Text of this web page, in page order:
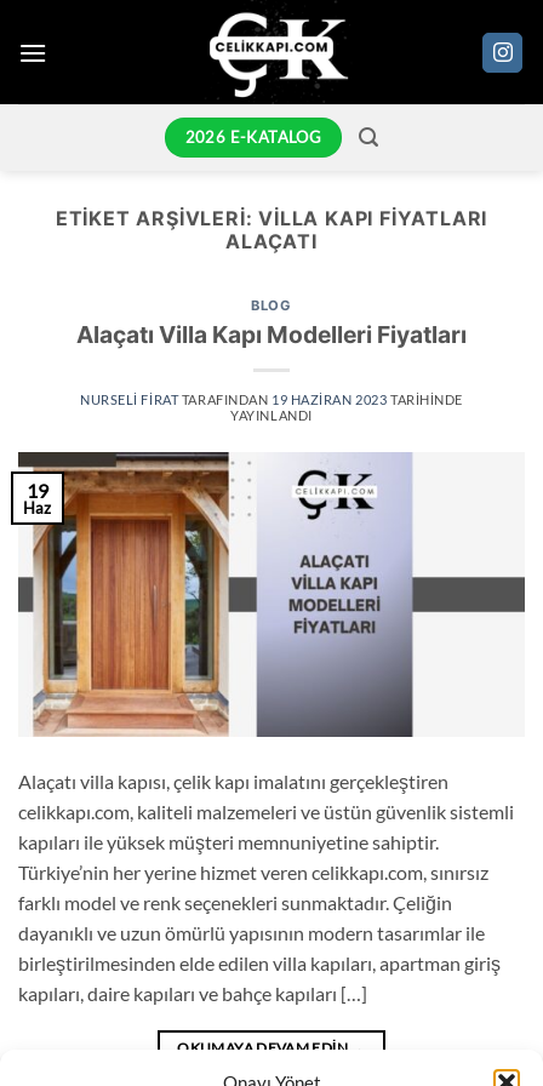
atla
2026 E-KATALOG
ETIKET ARŞIVLERI:VILLA KAPI FIYATLARI
ALAÇATI
BLOG
Alaçatı Villa Kapı Modelleri Fiyatları
NURSELI FIRATTARAFINDAN 19 HAZIRAN 2023 TARIHINDE
YAYINLANDI
19
Haz
Alaçatı villa kapısı, çelik kapı imalatını gerçekleştiren
celikkapı.com, kaliteli malzemeleri ve üstün güvenlik sistemli
kapıları ile yüksek müşteri memnuniyetine sahiptir.
Türkiye’nin her yerine hizmet veren celikkapı.com, sınırsız
farklı model ve renk seçenekleri sunmaktadır. Çeliğin
dayanıklı ve uzun ömürlü yapısının modern tasarımlar ile
birleştirilmesinden elde edilen villa kapıları, apartman giriş
kapıları, daire kapıları ve bahçe kapıları […]
OKUMAYA DEVAM EDIN